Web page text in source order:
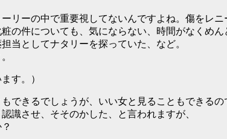
リーの中で重要視してないんですよね。傷をレニ
の件についても、気にならない、時間がなくめん
当としてナタリーを探っていた、など。
す。）
できるでしょうが、いい女と見ることもできるの
識させ、そそのかした、と言われますが、